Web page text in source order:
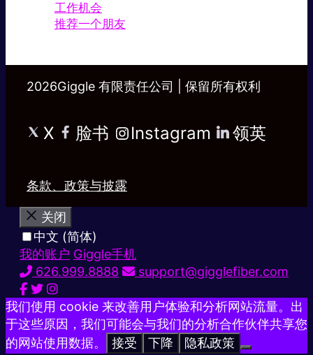
工作机会
推荐一个朋友
2026Giggle 有限责任公司 | 保留所有权利
X 脸书 Instagram 领英
条款、政策与披露
关闭
中文 (简体)
我的账户 Giggle手机
626.999.8888
support@gigglefiber.com
我们使用 cookie 来改善用户体验和分析网站流量。出
于这些原因，我们可能会与我们的分析合作伙伴共享您
的网站使用数据。
接受 下降 隐私政策